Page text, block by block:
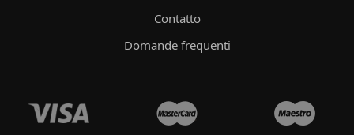
Contatto
Domande frequenti